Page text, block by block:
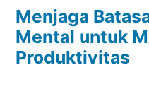
Menjaga
Mental untuk
Produktivitas